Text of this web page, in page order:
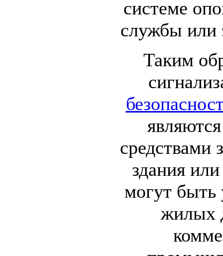
системе
службы или
Таким
средствами
здания
могут быть
жилых